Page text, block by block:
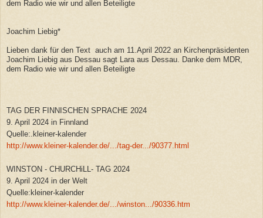
dem Radio wie wir und allen Beteiligte
Joachim Liebig*
Lieben dank für den Text auch am 11.April 2022 an Kirchenpräsidenten
Joachim Liebig aus Dessau sagt Lara aus Dessau. Danke dem MDR,
dem Radio wie wir und allen Beteiligte
TAG DER FINNISCHEN SPRACHE 2024
9. April 2024 in Finnland
Quelle:.kleiner-kalender
http://www.kleiner-kalender.de/.../tag-der.../90377.html
WINSTON - CHURCHiLL- TAG 2024
9. April 2024 in der Welt
Quelle:kleiner-kalender
http://www.kleiner-kalender.de/.../winston.../90336.htm